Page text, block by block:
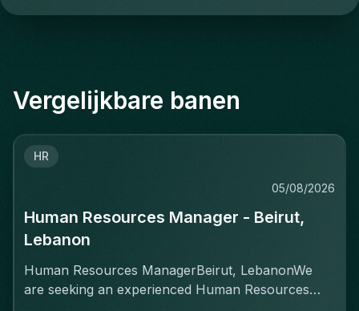
Vergelijkbare banen
HR
05/08/2026
Human Resources Manager - Beirut,
Lebanon
Human Resources ManagerBeirut, LebanonWe
are seeking an experienced Human Resources